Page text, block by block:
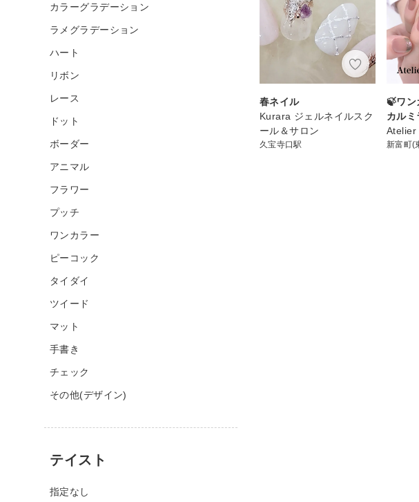
春ネイル
Kurara ジェルネイルスク
ール＆サロン
久宝寺口駅
🍃ワ
カル
Atelier
新富町(
カラーグラデーション
ラメグラデーション
ハート
リボン
レース
ドット
ボーダー
アニマル
フラワー
プッチ
ワンカラー
ピーコック
タイダイ
ツイード
マット
手書き
チェック
その他(デザイン)
テイスト
指定なし